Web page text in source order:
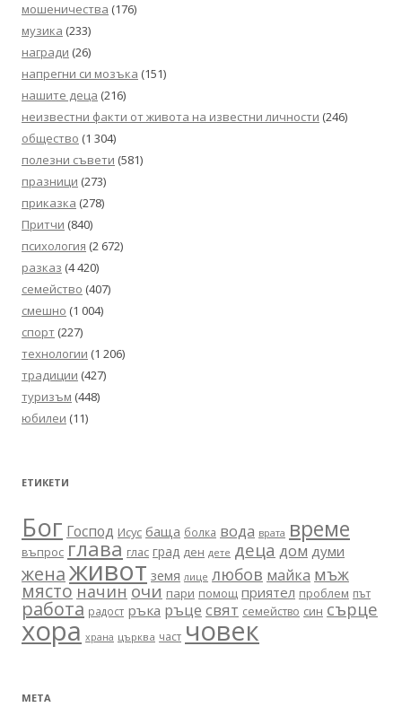
мошеничества (176)
музика (233)
награди (26)
напрегни си мозъка (151)
нашите деца (216)
неизвестни факти от живота на известни личности (246)
общество (1 304)
полезни съвети (581)
празници (273)
приказка (278)
Притчи (840)
психология (2 672)
разказ (4 420)
семейство (407)
смешно (1 004)
спорт (227)
технологии (1 206)
традиции (427)
туризъм (448)
юбилеи (11)
ЕТИКЕТИ
Бог Господ Исус баща болка вода врата време
въпрос глава глас град ден дете деца дом думи
женаживот земя лице любов майка мъж
мястоначиночи пари помощ приятел проблем път
работа радост ръка ръце свят семейство син сърце
хора храна църква част човек
МЕТА